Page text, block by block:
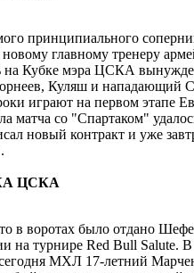
принципиального
главному тренеру
на Кубке мэра ЦСКА
Куляш и нападающий
играют на первом этапе
матча со "Спартаком"
новый контракт и уже
ЦСКА
в воротах было отдано
на турнире Red Bull Salute.
МХЛ 17-летний